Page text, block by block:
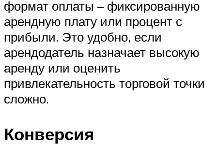
формат оплаты – фиксированную
арендную плату или процент с
прибыли. Это удобно, если
арендодатель назначает высокую
аренду или оценить
привлекательность торговой точки
сложно.
Конверсия